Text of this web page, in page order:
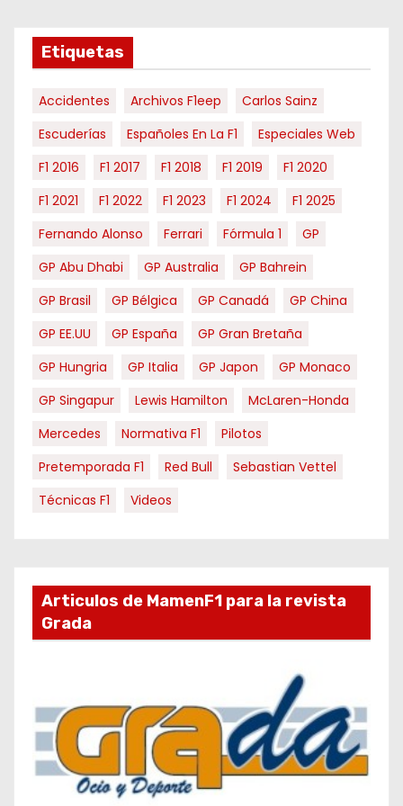
s
Etiquetas
Accidentes Archivos F1eep
Carlos Sainz
Escuderías
Españoles En La F1
Especiales Web
F1 2016
F1 2017 F1 2018 F1 2019
F1 2020
F1 2021
F1 2022 F1 2023 F1 2024
F1 2025
Fernando Alonso
Ferrari Fórmula 1
GP
GP Abu Dhabi
GP Australia
GP Bahrein
GP Brasil
GP Bélgica GP Canadá
GP China
GP EE.UU
GP España
GP Gran Bretaña
GP Hungria
GP Italia GP Japon
GP Monaco
GP Singapur
Lewis Hamilton
McLaren-Honda
Mercedes
Normativa F1
Pilotos
Pretemporada F1
Red Bull
Sebastian Vettel
Técnicas F1
Videos
Articulos de MamenF1 para la revista
Grada